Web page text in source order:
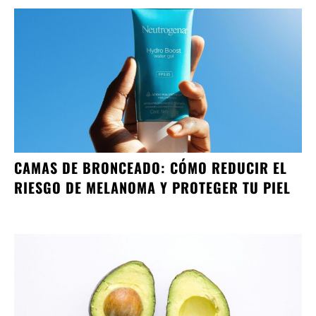
CAMAS DE BRONCEADO: CÓMO REDUCIR EL
RIESGO DE MELANOMA Y PROTEGER TU PIEL